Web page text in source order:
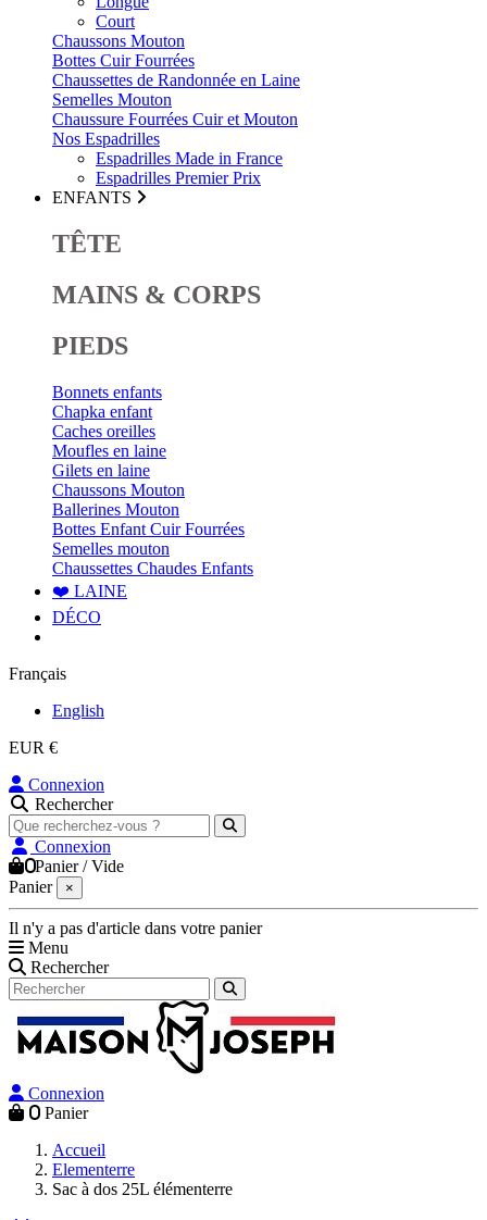
Court
Chaussons Mouton
Bottes Cuir Fourrées
Chaussettes de Randonnée en Laine
Semelles Mouton
Chaussure Fourrées Cuir et Mouton
Nos Espadrilles
Espadrilles Made in France
Espadrilles Premier Prix
ENFANTS
TÊTE
MAINS & CORPS
PIEDS
Bonnets enfants
Chapka enfant
Caches oreilles
Moufles en laine
Gilets en laine
Chaussons Mouton
Ballerines Mouton
Bottes Enfant Cuir Fourrées
Semelles mouton
Chaussettes Chaudes Enfants
❤️ LAINE
DÉCO
Français
English
EUR €
Connexion
Rechercher
Connexion
0Panier /Vide
Panier
×
Il n'y a pas d'article dans votre panier
Menu
Rechercher
Connexion
0 Panier
Accueil
Elementerre
Sac à dos 25L élémenterre